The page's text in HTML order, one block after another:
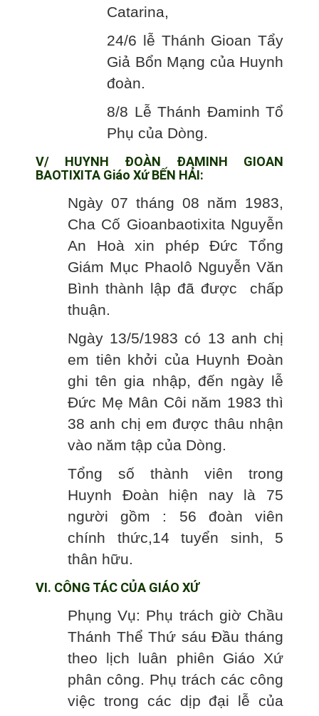
Catarina,
24/6 lễ Thánh Gioan Tẩy
Giả Bổn Mạng của Huynh
đoàn.
8/8 Lễ Thánh Đaminh Tổ
Phụ của Dòng.
V/ HUYNH ĐOÀN ĐAMINH GIOAN
BAOTIXITA Giáo Xứ BẾN HẢI:
Ngày 07 tháng 08 năm 1983,
Cha Cố Gioanbaotixita Nguyễn
An Hoà xin phép Đức Tổng
Giám Mục Phaolô Nguyễn Văn
Bình thành lập đã được chấp
thuận.
Ngày 13/5/1983 có 13 anh chị
em tiên khởi của Huynh Đoàn
ghi tên gia nhập, đến ngày lễ
Đức Mẹ Mân Côi năm 1983 thì
38 anh chị em được thâu nhận
vào năm tập của Dòng.
Tổng số thành viên trong
Huynh Đoàn hiện nay là 75
người gồm : 56 đoàn viên
chính thức,14 tuyển sinh, 5
thân hữu.
VI. CÔNG TÁC CỦA GIÁO XỨ
Phụng Vụ: Phụ trách giờ Chầu
Thánh Thể Thứ sáu Đầu tháng
theo lịch luân phiên Giáo Xứ
phân công. Phụ trách các công
việc trong các dịp đại lễ của